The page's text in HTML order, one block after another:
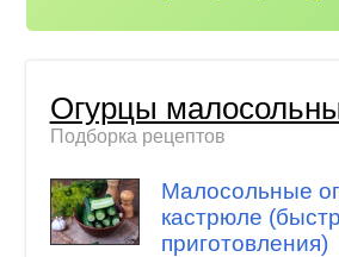
Огурцы
Подборка рецептов
Малосольные
кастрюле
приготовления)